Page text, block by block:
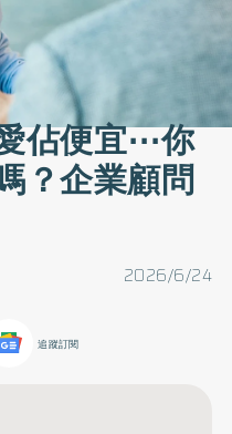
佔便宜⋯你
？企業顧問
2026/6/24
追蹤訂閱